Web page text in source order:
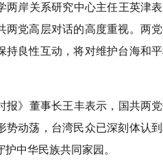
岸关系研究中心主任王英津
两党高层对话的高度重视。两
持良性互动，将对维护台海和
》董事长王丰表示，国共两
势动荡，台湾民众已深刻体认
中华民族共同家园。